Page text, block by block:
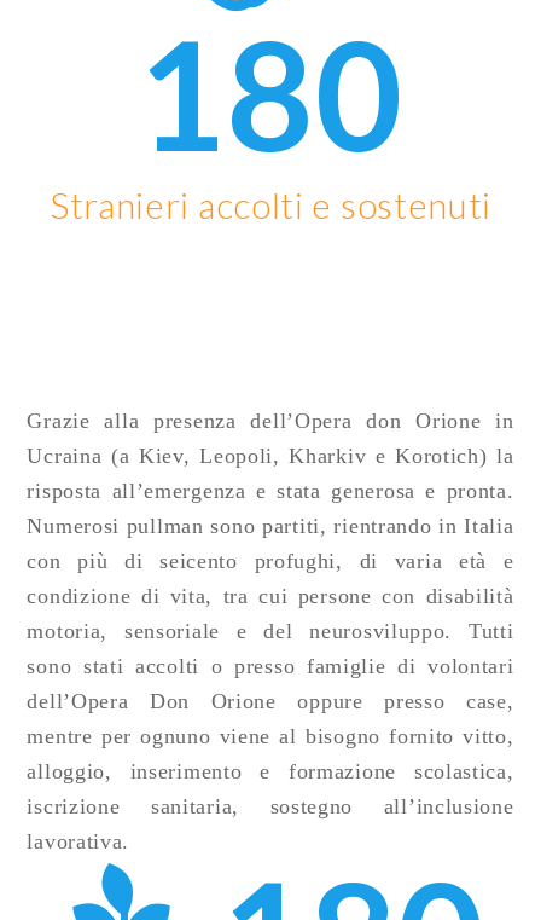
180
Stranieri accolti e sostenuti
Grazie alla presenza dell’Opera don Orione in
Ucraina (a Kiev, Leopoli, Kharkiv e Korotich) la
risposta all’emergenza e stata generosa e pronta.
Numerosi pullman sono partiti, rientrando in Italia
con più di seicento profughi, di varia età e
condizione di vita, tra cui persone con disabilità
motoria, sensoriale e del neurosviluppo. Tutti
sono stati accolti o presso famiglie di volontari
dell’Opera Don Orione oppure presso case,
mentre per ognuno viene al bisogno fornito vitto,
alloggio, inserimento e formazione scolastica,
iscrizione sanitaria, sostegno all’inclusione
lavorativa.